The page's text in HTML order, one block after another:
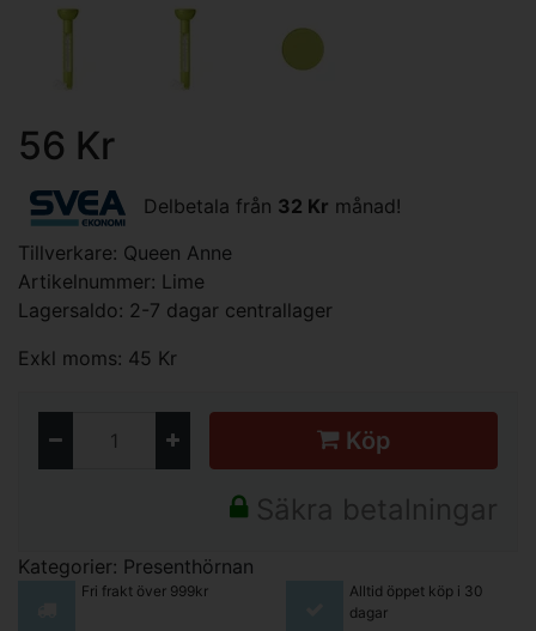
56 Kr
Delbetala från 32 Kr månad!
Tillverkare: Queen Anne
Artikelnummer: Lime
Lagersaldo: 2-7 dagar centrallager
Exkl moms: 45 Kr
Köp
Säkra betalningar
Kategorier: Presenthörnan
Fri frakt över 999kr
Alltid öppet köp i 30
dagar